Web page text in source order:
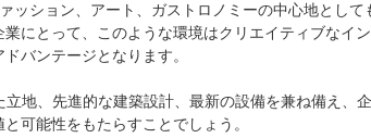
ッション、アート、ガストロノミーの中心地とし
にとって、このような環境はクリエイティブな
バンテージとなります。
地、先進的な建築設計、最新の設備を兼ね備え
可能性をもたらすことでしょう。